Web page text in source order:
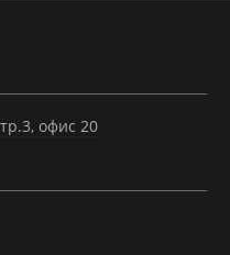
офис 20